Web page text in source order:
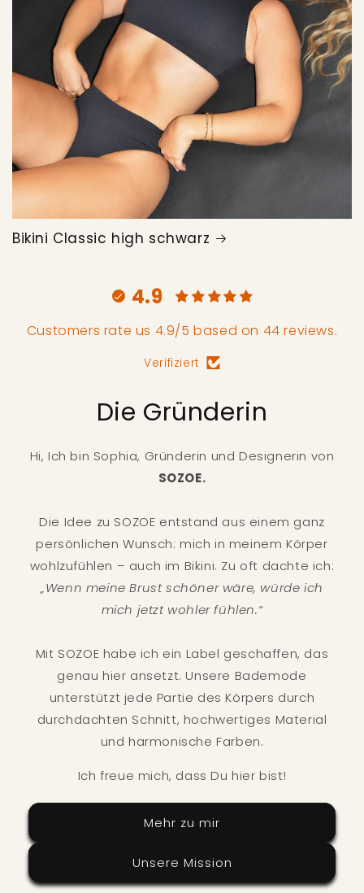
Bikini Classic high schwarz
4.9
Customers rate us 4.9/5 based on 44 reviews.
Verifiziert
Die Gründerin
Hi, Ich bin Sophia, Gründerin und Designerin von
SOZOE.
Die Idee zu SOZOE entstand aus einem ganz
persönlichen Wunsch: mich in meinem Körper
wohlzufühlen – auch im Bikini. Zu oft dachte ich:
„Wenn meine Brust schöner wäre, würde ich
mich jetzt wohler fühlen.“
Mit SOZOE habe ich ein Label geschaffen, das
genau hier ansetzt. Unsere Bademode
unterstützt jede Partie des Körpers durch
durchdachten Schnitt, hochwertiges Material
und harmonische Farben.
Ich freue mich, dass Du hier bist!
Mehr zu mir
Unsere Mission